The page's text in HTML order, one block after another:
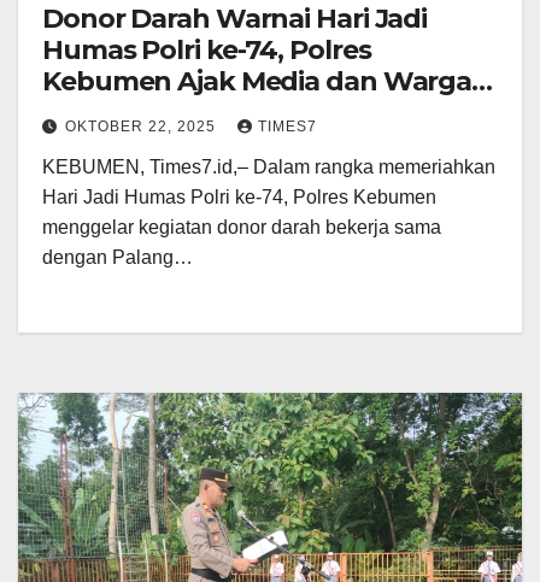
Donor Darah Warnai Hari Jadi
Humas Polri ke-74, Polres
Kebumen Ajak Media dan Warga
Peduli Sesama
OKTOBER 22, 2025 TIMES7
KEBUMEN, Times7.id,– Dalam rangka memeriahkan
Hari Jadi Humas Polri ke-74, Polres Kebumen
menggelar kegiatan donor darah bekerja sama
dengan Palang…